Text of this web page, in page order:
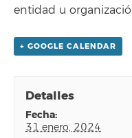
entidad u
+ GOOGLE CALENDAR
Detalles
fecha:
31 enero, 2024